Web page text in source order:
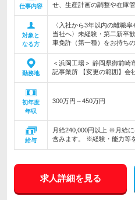
仕事内容
せ、生産計画の調整や在庫
対象と
なる方
〈入社から3年以内の離職
当社へ〉未経験・第二新卒
車免許（第一種）をお持ち
勤務地
＜浜岡工場＞ 静岡県御前崎
記事業所 【変更の範囲】会
初年度
年収
300万円～450万円
給与
月給240,000円以上 ※月給
含みます。 ※経験・能力等
求人詳細を見る